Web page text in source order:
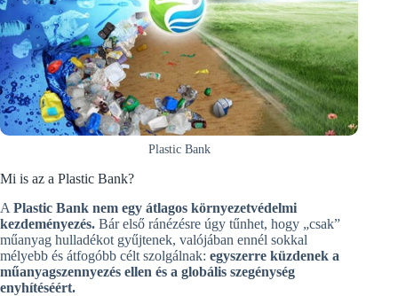
Plastic Bank
Mi is az a Plastic Bank?
A Plastic Bank nem egy átlagos környezetvédelmi
kezdeményezés. Bár első ránézésre úgy tűnhet, hogy „csak”
műanyag hulladékot gyűjtenek, valójában ennél sokkal
mélyebb és átfogóbb célt szolgálnak: egyszerre küzdenek a
műanyagszennyezés ellen és a globális szegénység
enyhítéséért.